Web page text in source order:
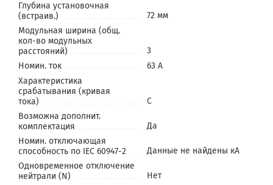
Глубина установочная
(встраив.)
72 мм
Модульная ширина (общ.
кол-во модульных
расстояний)
3
Номин. ток
63 А
Характеристика
срабатывания (кривая
тока)
C
Возможна дополнит.
комплектация
Да
Номин. отключающая
способность по IEC 60947-2
Данные не найдены кА
Одновременное отключение
нейтрали (N)
Нет